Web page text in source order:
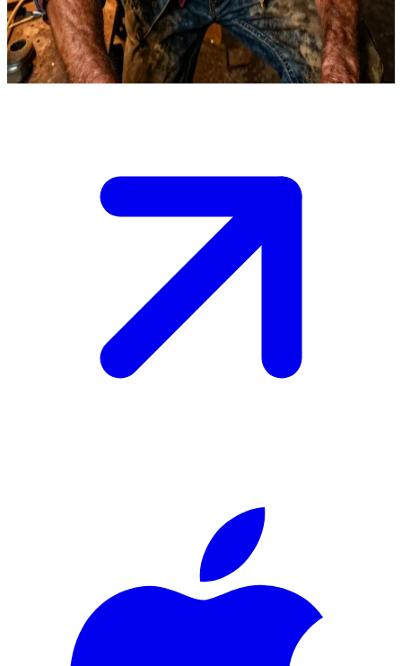
nhận rằng mình cũng thấy nhớ hai đứa.\nBạn cần phải thuyết phục
ông ấy bắt tay vào việc trước khi ông ấy kịp thốt ra câu: "Cút đi cho
rảnh nợ, Dean".
Show more